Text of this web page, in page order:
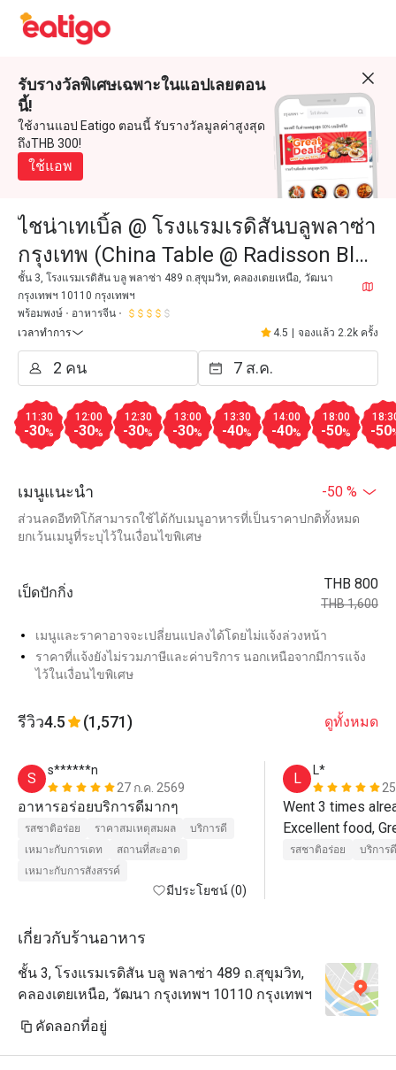
รับรางวัลพิเศษเฉพาะในแอปเลยตอน
นี้!
ใช้งานแอป Eatigo ตอนนี้ รับรางวัลมูลค่าสูงสุด
ถึงTHB 300!
ใช้แอพ
ไชน่าเทเบิ้ล @ โรงแรมเรดิสันบลูพลาซ่า
กรุงเทพ (China Table @ Radisson Blu
Plaza Bangkok)
ชั้น 3, โรงแรมเรดิสัน บลู พลาซ่า 489 ถ.สุขุมวิท, คลองเตยเหนือ, วัฒนา
กรุงเทพฯ 10110 กรุงเทพฯ
พร้อมพงษ์
อาหารจีน
เวลาทำการ
4.5 จองแล้ว 2.2k ครั้ง
11:30
-30%
12:00
-30%
12:30
-30%
13:00
-30%
13:30
-40%
14:00
-40%
18:00
-50% -50
เมนูแนะนำ -50 %
ส่วนลดอีททิโก้สามารถใช้ได้กับเมนูอาหารที่เป็นราคาปกติทั้งหมด
ยกเว้นเมนูที่ระบุไว้ในเงื่อนไขพิเศษ
เป็ดปักกิ่ง
THB 800
THB 1,600
เมนูและราคาอาจจะเปลี่ยนแปลงได้โดยไม่แจ้งล่วงหน้า
ราคาที่แจ้งยังไม่รวมภาษีและค่าบริการ นอกเหนือจากมีการแจ้ง
ไว้ในเงื่อนไขพิเศษ
รีวิว4.5 (1,571) ดูทั้งหมด
S
s******n
27 ก.ค. 2569
อาหารอร่อยบริการดีมากๆ
รสชาติอร่อย ราคาสมเหตุสมผล
บริการดี
เหมาะกับการเดท
สถานที่สะอาด
เหมาะกับการสังสรรค์
มีประโยชน์ (0)
L
L*
Went 3 times
Excellent food,
excellent service.
รสชาติอร่อย บริการดี
เกี่ยวกับร้านอาหาร
ชั้น 3, โรงแรมเรดิสัน บลู พลาซ่า 489 ถ.สุขุมวิท,
คลองเตยเหนือ, วัฒนา กรุงเทพฯ 10110 กรุงเทพฯ
คัดลอกที่อยู่